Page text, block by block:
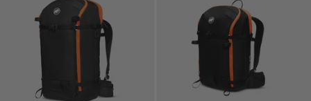
PRIX CROISSANT
PRIX DÉCROISSANT
NOUVEAUTÉS
ÉVALUATION